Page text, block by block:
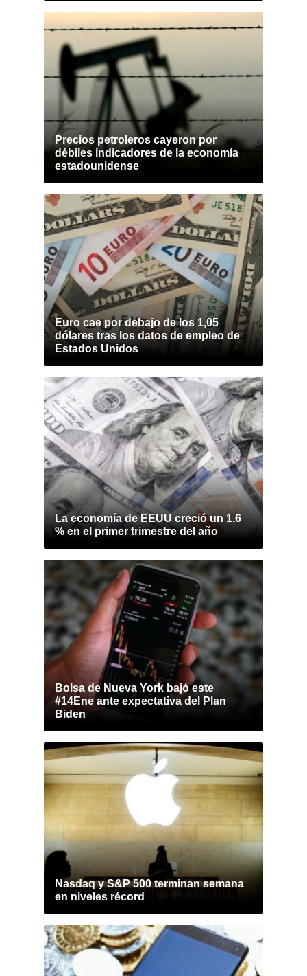
Precios petroleros cayeron por
débiles indicadores de la economía
estadounidense
Euro cae por debajo de los 1,05
dólares tras los datos de empleo de
Estados Unidos
La economía de EEUU creció un 1,6
% en el primer trimestre del año
Bolsa de Nueva York bajó este
#14Ene ante expectativa del Plan
Biden
Nasdaq y S&P 500 terminan semana
en niveles récord